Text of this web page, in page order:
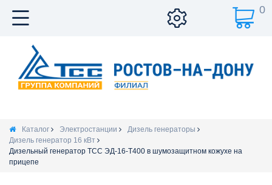
0
Каталог Электростанции
Дизель генераторы
Дизель генератор 16 кВт
Дизельный генератор ТСС ЭД-16-Т400 в шумозащитном кожухе на
прицепе